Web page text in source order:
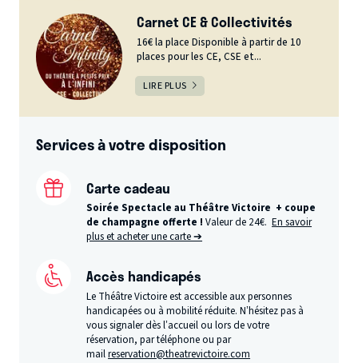
Carnet CE & Collectivités
16€ la place Disponible à partir de 10
places pour les CE, CSE et...
LIRE PLUS
Services à votre disposition
Carte cadeau
Soirée Spectacle au Théâtre Victoire + coupe
de champagne offerte !Valeur de 24€.En savoir
plus et acheter une carte ➔
Accès handicapés
Le Théâtre Victoire est accessible aux personnes
handicapées ou à mobilité réduite. N’hésitez pas à
vous signaler dès l’accueil ou lors de votre
réservation, par téléphone ou par
mailreservation@theatrevictoire.com